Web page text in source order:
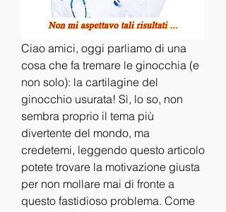
Ciao amici, oggi parliamo di una
cosa che fa tremare le ginocchia (e
non solo): la cartilagine del
ginocchio usurata! Sì, lo so, non
sembra proprio il tema più
divertente del mondo, ma
credetemi, leggendo questo articolo
potete trovare la motivazione giusta
per non mollare mai di fronte a
questo fastidioso problema. Come